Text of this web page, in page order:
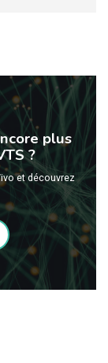
plus
?
et découvrez